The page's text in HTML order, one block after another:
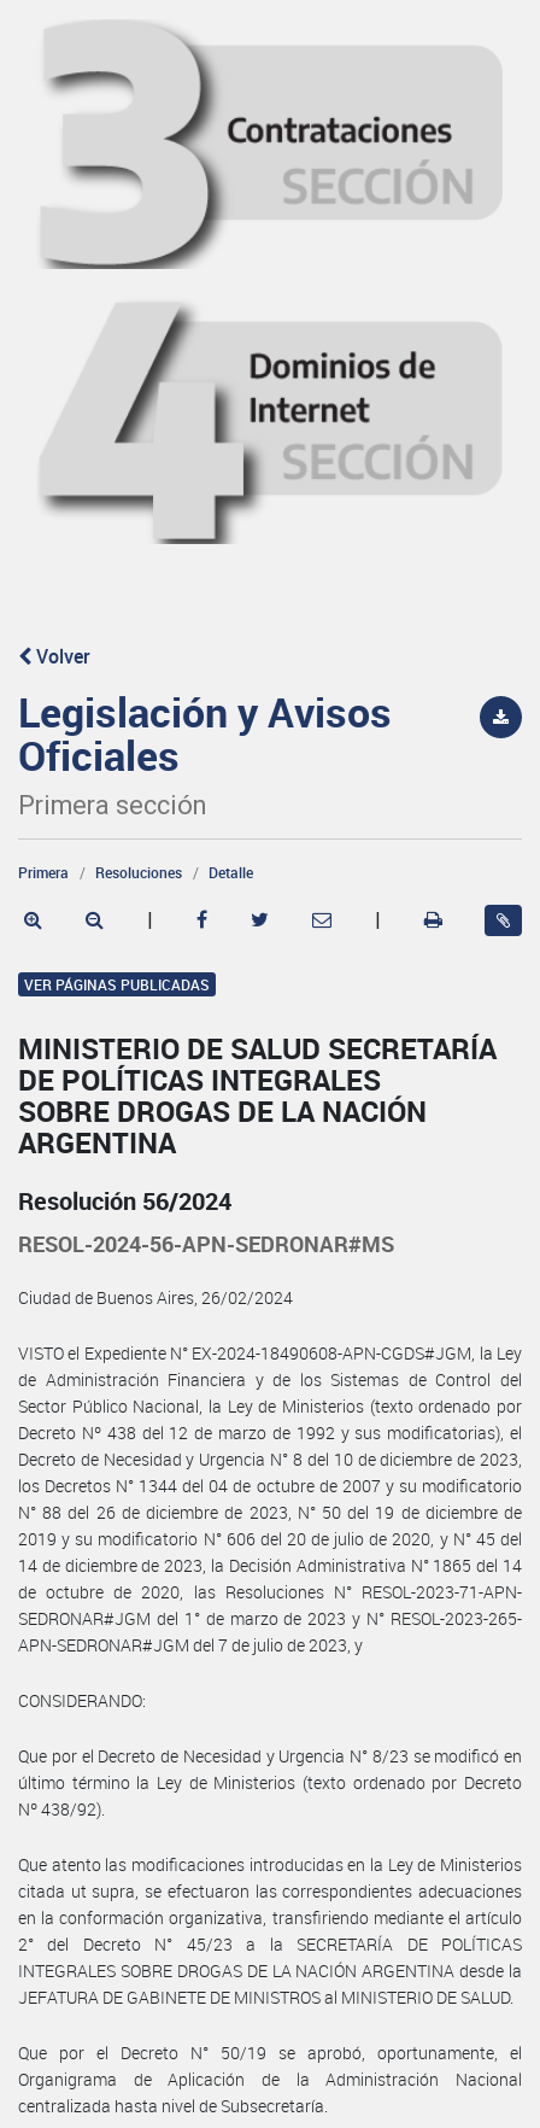
Volver
Legislación y Avisos
Oficiales
Primera sección
Primera Resoluciones Detalle
| |
VER PÁGINAS PUBLICADAS
MINISTERIO DE SALUD SECRETARÍA
DE POLÍTICAS INTEGRALES
SOBRE DROGAS DE LA NACIÓN
ARGENTINA
Resolución 56/2024
RESOL-2024-56-APN-SEDRONAR#MS
Ciudad de Buenos Aires, 26/02/2024
VISTO el Expediente N° EX-2024-18490608-APN-CGDS#JGM, la Ley
de Administración Financiera y de los Sistemas de Control del
Sector Público Nacional, la Ley de Ministerios (texto ordenado por
Decreto Nº 438 del 12 de marzo de 1992 y sus modificatorias), el
Decreto de Necesidad y Urgencia N° 8 del 10 de diciembre de 2023,
los Decretos N° 1344 del 04 de octubre de 2007 y su modificatorio
N° 88 del 26 de diciembre de 2023, N° 50 del 19 de diciembre de
2019 y su modificatorio N° 606 del 20 de julio de 2020, y N° 45 del
14 de diciembre de 2023, la Decisión Administrativa N° 1865 del 14
de octubre de 2020, las Resoluciones N° RESOL-2023-71-APN-
SEDRONAR#JGM del 1° de marzo de 2023 y N° RESOL-2023-265-
APN-SEDRONAR#JGM del 7 de julio de 2023, y
CONSIDERANDO:
Que por el Decreto de Necesidad y Urgencia N° 8/23 se modificó en
último término la Ley de Ministerios (texto ordenado por Decreto
Nº 438/92).
Que atento las modificaciones introducidas en la Ley de Ministerios
citada ut supra, se efectuaron las correspondientes adecuaciones
en la conformación organizativa, transfiriendo mediante el artículo
2° del Decreto N° 45/23 a la SECRETARÍA DE POLÍTICAS
INTEGRALES SOBRE DROGAS DE LA NACIÓN ARGENTINA desde la
JEFATURA DE GABINETE DE MINISTROS al MINISTERIO DE SALUD.
Que por el Decreto N° 50/19 se aprobó, oportunamente, el
Organigrama de Aplicación de la Administración Nacional
centralizada hasta nivel de Subsecretaría.